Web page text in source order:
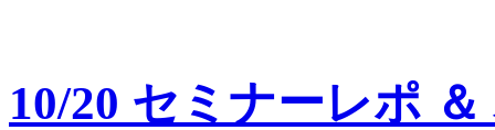
10/20 セミナーレポ